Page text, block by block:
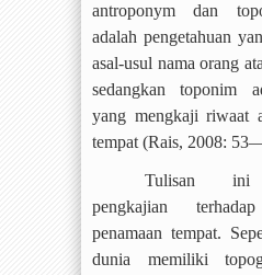
antroponym dan
adalah pengetahuan
asal-usul nama orang
sedangkan toponim
yang mengkaji riwaat
tempat (Rais, 2008:
Tulisan ini
pengkajian
penamaan tempat.
dunia memiliki